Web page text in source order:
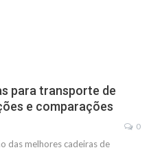
para transporte de
e comparações
0
das melhores cadeiras de